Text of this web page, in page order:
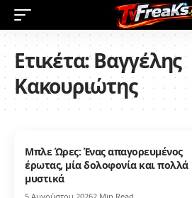
Ετικέτα:Βαγγέλης
Κακουριώτης
Μπλε Ώρες: Ένας απαγορευμένος
έρωτας, μία δολοφονία και πολλά
μυστικά